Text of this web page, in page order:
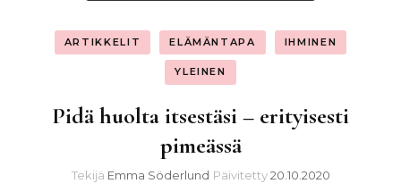
ARTIKKELIT ELÄMÄNTAPA IHMINEN
YLEINEN
Pidä huolta itsestäsi – erityisesti
pimeässä
Tekijä Emma Söderlund Päivitetty20.10.2020